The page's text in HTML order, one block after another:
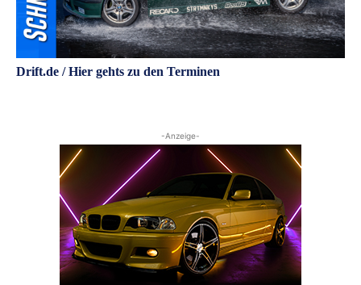
Drift.de / Hier gehts zu den Terminen
-Anzeige-